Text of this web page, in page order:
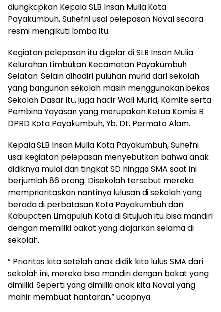
diungkapkan Kepala SLB Insan Mulia Kota
Payakumbuh, Suhefni usai pelepasan Noval secara
resmi mengikuti lomba itu.
Kegiatan pelepasan itu digelar di SLB Insan Mulia
Kelurahan Limbukan Kecamatan Payakumbuh
Selatan. Selain dihadiri puluhan murid dari sekolah
yang bangunan sekolah masih menggunakan bekas
Sekolah Dasar itu, juga hadir Wali Murid, Komite serta
Pembina Yayasan yang merupakan Ketua Komisi B
DPRD Kota Payakumbuh, Yb. Dt. Permato Alam.
Kepala SLB Insan Mulia Kota Payakumbuh, Suhefni
usai kegiatan pelepasan menyebutkan bahwa anak
didiknya mulai dari tingkat SD hingga SMA saat ini
berjumlah 86 orang. Disekolah tersebut mereka
memprioritaskan nantinya lulusan di sekolah yang
berada di perbatasan Kota Payakumbuh dan
Kabupaten Limapuluh Kota di Situjuah itu bisa mandiri
dengan memiliki bakat yang diajarkan selama di
sekolah.
” Prioritas kita setelah anak didik kita lulus SMA dari
sekolah ini, mereka bisa mandiri dengan bakat yang
dimiliki. Seperti yang dimiliki anak kita Noval yang
mahir membuat hantaran,” ucapnya.